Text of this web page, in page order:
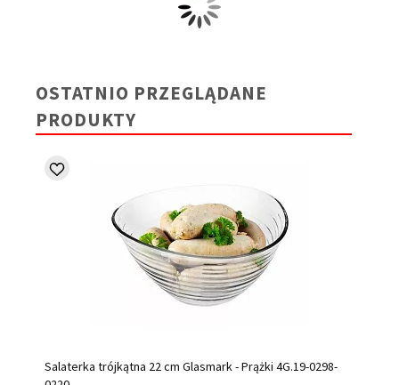
OSTATNIO PRZEGLĄDANE
PRODUKTY
Salaterka trójkątna 22 cm Glasmark - Prążki 4G.19-0298-